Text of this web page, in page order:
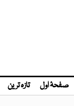
صفحۂ اول تازہ ترین